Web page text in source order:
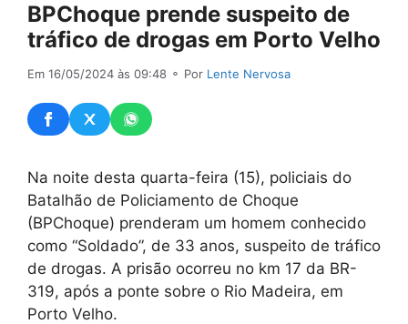
BPChoque prende suspeito de
tráfico de drogas em Porto Velho
Em 16/05/2024 às 09:48 ⚬ Por Lente Nervosa
Na noite desta quarta-feira (15), policiais do
Batalhão de Policiamento de Choque
(BPChoque) prenderam um homem conhecido
como “Soldado”, de 33 anos, suspeito de tráfico
de drogas. A prisão ocorreu no km 17 da BR-
319, após a ponte sobre o Rio Madeira, em
Porto Velho.